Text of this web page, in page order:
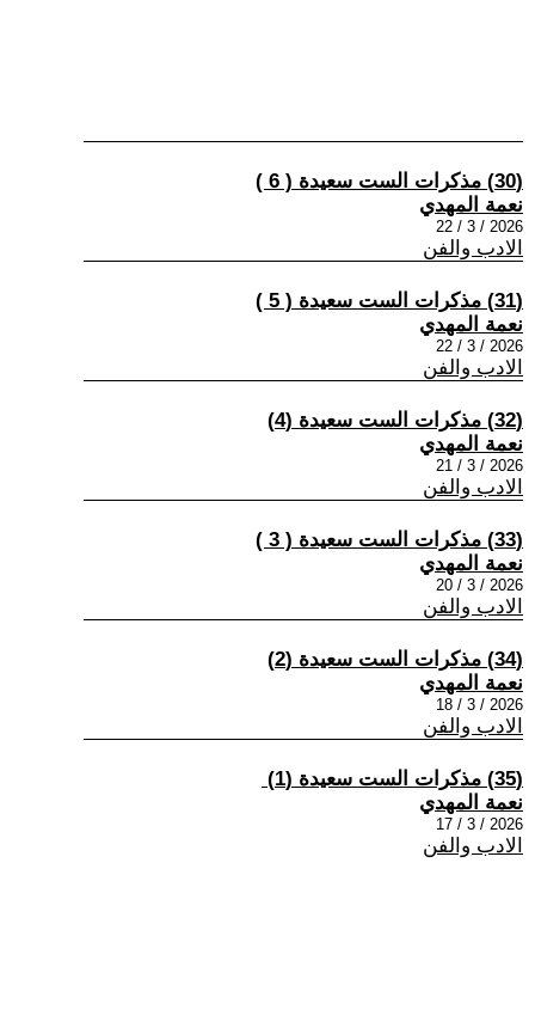
(30) مذكرات الست سعيدة ( 6 )
نعمة المهدي
2026 / 3 / 22
الادب والفن
(31) مذكرات الست سعيدة ( 5 )
نعمة المهدي
2026 / 3 / 22
الادب والفن
(32) مذكرات الست سعيدة (4)
نعمة المهدي
2026 / 3 / 21
الادب والفن
(33) مذكرات الست سعيدة ( 3 )
نعمة المهدي
2026 / 3 / 20
الادب والفن
(34) مذكرات الست سعيدة (2)
نعمة المهدي
2026 / 3 / 18
الادب والفن
(35) مذكرات الست سعيدة (1) ​
نعمة المهدي
2026 / 3 / 17
الادب والفن